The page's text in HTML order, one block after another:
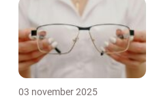
03 november 2025